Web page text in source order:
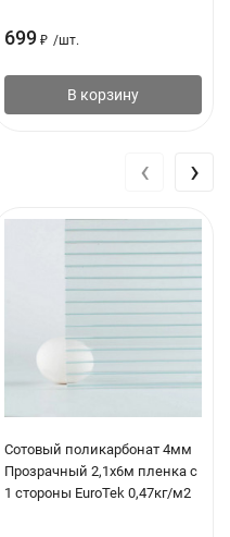
699 ₽ /шт.
В корзину
Сотовый поликарбонат 4мм
Прозрачный 2,1х6м пленка с
1 стороны EuroTek 0,47кг/м2
‹ ›